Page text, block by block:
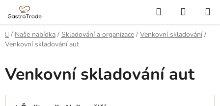
obsah
Hledat
KOŠÍK
Domů
/ Naše nabídka / Skladování a organizace / Venkovní skladování /
Venkovní skladování aut
Venkovní skladování aut
Ř